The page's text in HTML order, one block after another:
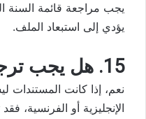
يجب مراجعة قائمة السنة
يؤدي إلى استبعاد الملف.
15. هل يجب ترجمة المستندات؟
نعم، إذا كانت المستندات
الإنجليزية أو الفرنسية،